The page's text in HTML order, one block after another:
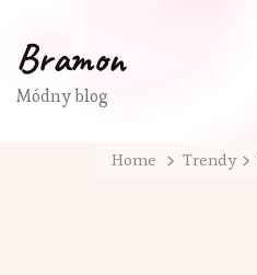
Bramon
Módny blog
Home Trendy